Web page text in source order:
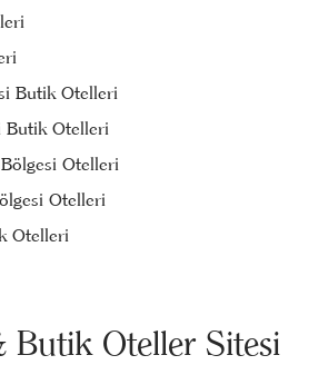
Butik Otelleri
Butik Otelleri
Otelleri
Otelleri
Otelleri
Butik Oteller Sitesi